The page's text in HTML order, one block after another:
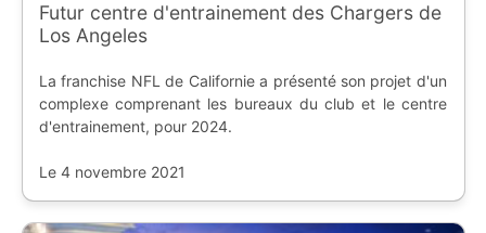
Futur centre d'entrainement des Chargers de
Los Angeles
La franchise NFL de Californie a présenté son projet d'un
complexe comprenant les bureaux du club et le centre
d'entrainement, pour 2024.
Le 4 novembre 2021